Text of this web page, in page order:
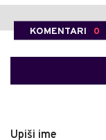
KOMENTARI 0
Upiši ime